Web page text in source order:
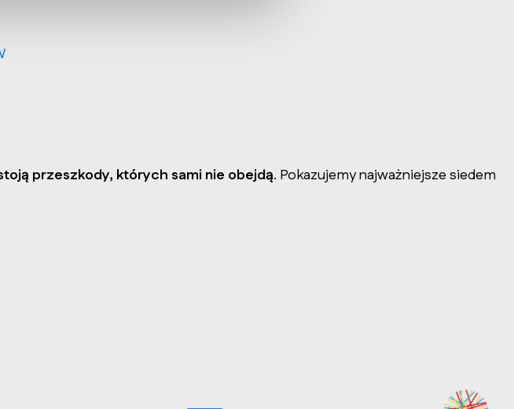
przeszkody, których sami nie obejdą. Pokazujemy najważniejsze siedem